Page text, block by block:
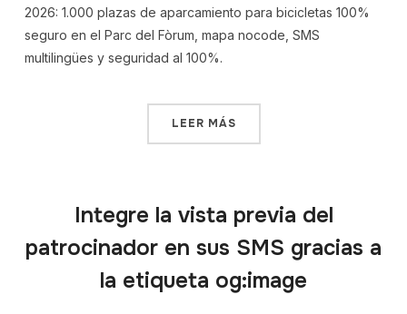
2026: 1.000 plazas de aparcamiento para bicicletas 100%
seguro en el Parc del Fòrum, mapa nocode, SMS
multilingües y seguridad al 100%.
LEER MÁS
Integre la vista previa del
patrocinador en sus SMS gracias a
la etiqueta og:image